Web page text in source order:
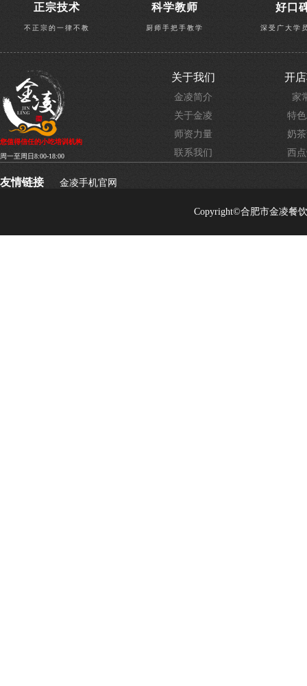
正宗技术
不正宗的一律不教
科学教师
厨师手把手教学
好口
深受广大学
您值得信任的小吃培训机构
周一至周日8:00-18:00
关于我们
金凌简介
关于金凌
师资力量
联系我们
开
家
特
奶
西
友情链接 金凌手机官网
Copyright©合肥市金凌餐